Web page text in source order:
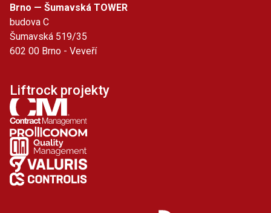
Brno — Šumavská TOWER
budova C
Šumavská 519/35
602 00 Brno - Veveří
Liftrock projekty